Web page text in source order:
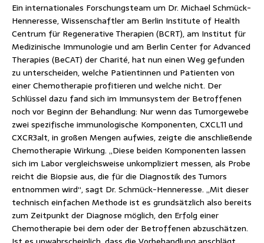
Ein internationales Forschungsteam um Dr. Michael Schmück-
Henneresse, Wissenschaftler am Berlin Institute of Health
Centrum für Regenerative Therapien (BCRT), am Institut für
Medizinische Immunologie und am Berlin Center for Advanced
Therapies (BeCAT) der Charité, hat nun einen Weg gefunden
zu unterscheiden, welche Patientinnen und Patienten von
einer Chemotherapie profitieren und welche nicht. Der
Schlüssel dazu fand sich im Immunsystem der Betroffenen
noch vor Beginn der Behandlung: Nur wenn das Tumorgewebe
zwei spezifische immunologische Komponenten, CXCL11 und
CXCR3alt, in großen Mengen aufwies, zeigte die anschließende
Chemotherapie Wirkung. „Diese beiden Komponenten lassen
sich im Labor vergleichsweise unkompliziert messen, als Probe
reicht die Biopsie aus, die für die Diagnostik des Tumors
entnommen wird“, sagt Dr. Schmück-Henneresse. „Mit dieser
technisch einfachen Methode ist es grundsätzlich also bereits
zum Zeitpunkt der Diagnose möglich, den Erfolg einer
Chemotherapie bei dem oder der Betroffenen abzuschätzen.